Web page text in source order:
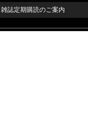
雑誌定期購読のご案内